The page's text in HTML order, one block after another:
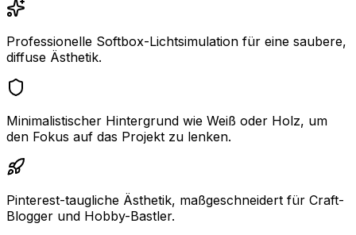
Professionelle Softbox-Lichtsimulation für eine saubere,
diffuse Ästhetik.
Minimalistischer Hintergrund wie Weiß oder Holz, um
den Fokus auf das Projekt zu lenken.
Pinterest-taugliche Ästhetik, maßgeschneidert für Craft-
Blogger und Hobby-Bastler.